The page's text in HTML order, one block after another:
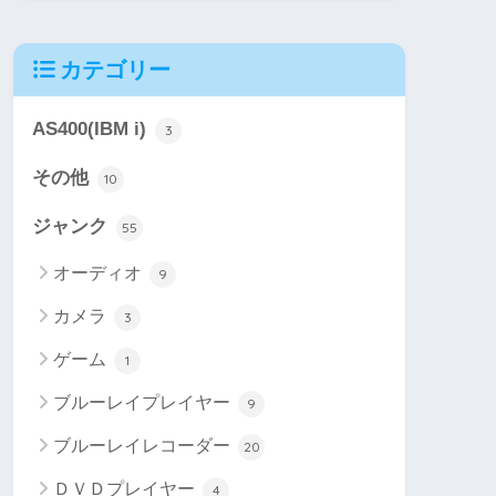
カテゴリー
AS400(IBM i) 3
その他 10
ジャンク 55
オーディオ 9
カメラ 3
ゲーム 1
ブルーレイプレイヤー 9
ブルーレイレコーダー 20
ＤＶＤプレイヤー 4